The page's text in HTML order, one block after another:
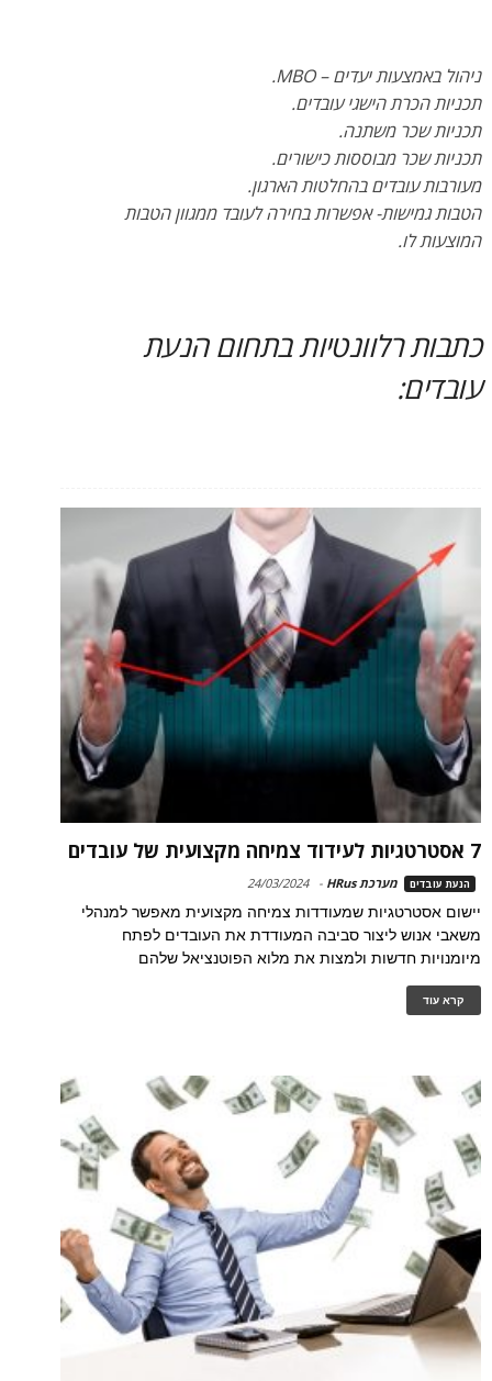
ניהול באמצעות יעדים – MBO.
תכניות הכרת הישגי עובדים.
תכניות שכר משתנה.
תכניות שכר מבוססות כישורים.
מעורבות עובדים בהחלטות הארגון.
הטבות גמישות- אפשרות בחירה לעובד ממגוון הטבות
המוצעות לו.
כתבות רלוונטיות בתחום הנעת
עובדים:
7 אסטרטגיות לעידוד צמיחה מקצועית של עובדים
הנעת עובדים מערכת HRus -
24/03/2024
יישום אסטרטגיות שמעודדות צמיחה מקצועית מאפשר למנהלי
משאבי אנוש ליצור סביבה המעודדת את העובדים לפתח
מיומנויות חדשות ולמצות את מלוא הפוטנציאל שלהם
קרא עוד